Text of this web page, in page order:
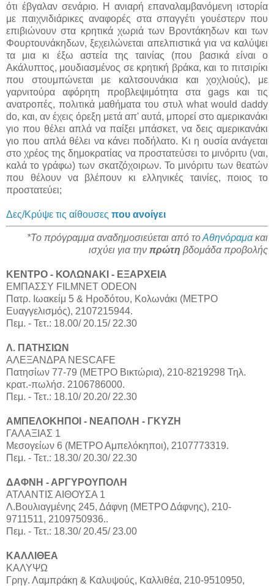
ότι έβγαλαν σενάριο. Η ανιαρή επαναλαμβανόμενη ιστορία
με παιχνιδιάρικες αναφορές στα σπαγγέτι γουέστερν που
επιβιώνουν στα κρητικά χωριά των Βροντάκηδων και των
Φουρτουνάκηδων, ξεχειλώνεται απελπιστικά για να καλύψει
τα μια κι έξω αστεία της ταινίας (που βασικά είναι ο
Ακάλυπτος, μουδιασμένος σε κρητική βράκα, και το πιτσιρίκι
που στουμπώνεται με καλτσουνάκια και χοχλιούς), με
γαρνιτούρα αφόρητη προβλεψιμότητα στα gags και τις
ανατροπές, πολιτικά μαθήματα του στυλ what would daddy
do, και, αν έχεις όρεξη μετά απ' αυτά, μπορεί στο αμερικανάκι
γιο που θέλει απλά να παίξει μπάσκετ, να δεις αμερικανάκι
γιο που απλά θέλει να κάνει ποδήλατο. Κι η ουσία ανάγεται
στο χρέος της δημοκρατίας να προστατεύσει το μινόριτυ (ναι,
καλά το γράφω) των σκατζόχοιρων. Το μινόριτυ των θεατών
που θέλουν να βλέπουν κι ελληνικές ταινίες, ποιος το
προστατεύει;
Δες/Κρύψε τις αίθουσες που ανοίγει
*Το πρόγραμμα αναδημοσιεύεται από τοΑθηνόραμακαι
ισχύει για την πρώτη βδομάδα προβολής
ΚΕΝΤΡΟ - ΚΟΛΩΝΑΚΙ - ΕΞΑΡΧΕΙΑ
ΕΜΠΑΣΣΥ FILMNET ODEON
Πατρ. Ιωακείμ 5 & Ηροδότου, Κολωνάκι (ΜΕΤΡΟ
Ευαγγελισμός), 2107215944.
Πεμ. - Τετ.: 18.00/ 20.15/ 22.30
Λ. ΠΑΤΗΣΙΩΝ
ΑΛΕΞΑΝΔΡΑ NESCAFE
Πατησίων 77-79 (ΜΕΤΡΟ Βικτώρια), 210-8219298 Τηλ.
κρατ.-πωλήσ. 2106786000.
Πεμ. - Τετ.: 18.10/ 20.20/ 22.30
ΑΜΠΕΛΟΚΗΠΟΙ - ΝΕΑΠΟΛΗ - ΓΚΥΖΗ
ΓΑΛΑΞΙΑΣ 1
Μεσογείων 6 (ΜΕΤΡΟ Αμπελόκηποι), 2107773319.
Πεμ. - Τετ.: 18.30/ 20.30/ 22.30
ΔΑΦΝΗ - ΑΡΓΥΡΟΥΠΟΛΗ
ΑΤΛΑΝΤΙΣ ΑΙΘΟΥΣΑ 1
Λ.Βουλιαγμένης 245, Δάφνη (ΜΕΤΡΟ Δάφνης), 210-
9711511, 2109750936..
Πεμ. - Τετ.: 18.30/ 20.45/ 23.00
ΚΑΛΛΙΘΕΑ
ΚΑΛΥΨΩ
Γρηγ. Λαμπράκη & Καλυψούς, Καλλιθέα, 210-9510950,